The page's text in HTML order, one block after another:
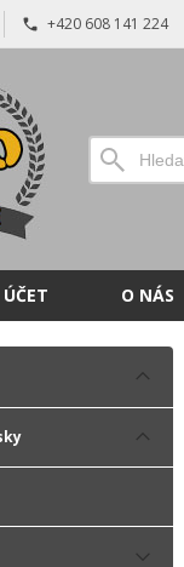
+420 608 141 224
O NÁS